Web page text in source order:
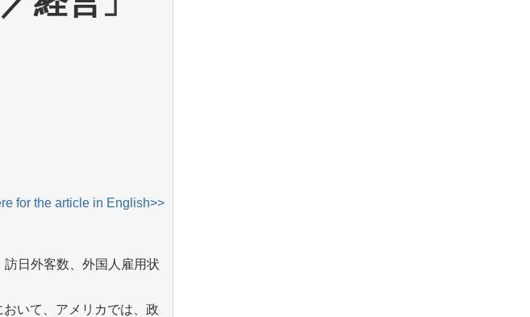
for the article in English>>
日外客数、外国人雇用状
おいて、アメリカでは、政